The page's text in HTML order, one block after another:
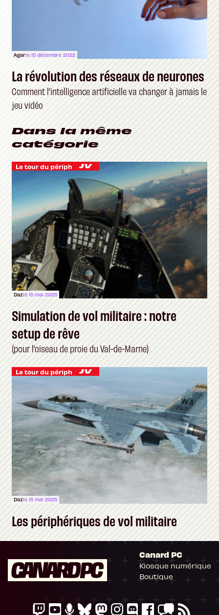
Agarle 15 décembre 2022
La révolution des réseaux de neurones
Comment l'intelligence artificielle va changer à jamais le
jeu vidéo
Dans la même
catégorie
Le tour du périph
Dazle 15 mai 2025
Simulation de vol militaire : notre
setup de rêve
(pour l’oiseau de proie du Val-de-Marne)
Le tour du périph
Dazle 15 mai 2025
Les périphériques de vol militaire
Canard PC
Kiosque numérique
Boutique